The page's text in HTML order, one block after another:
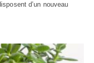
d’un nouveau